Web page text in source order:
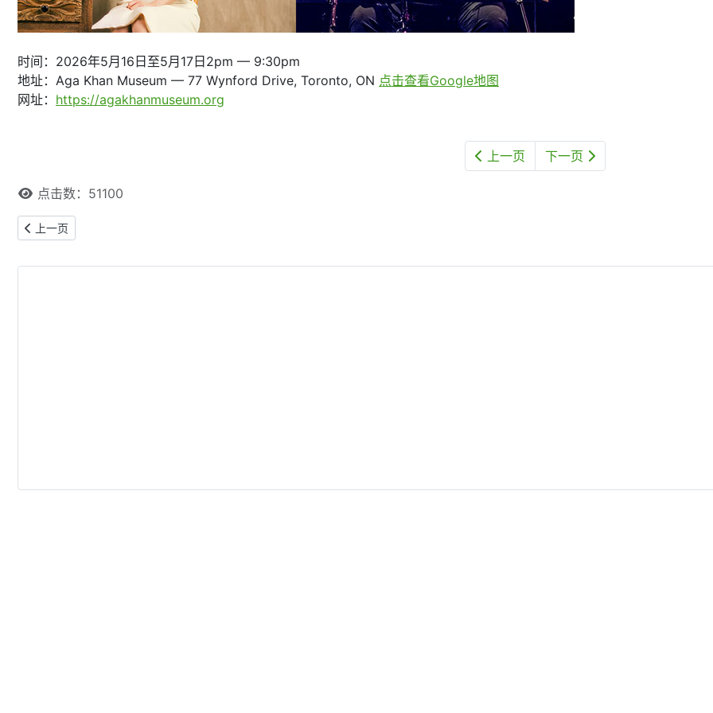
时间：2026年5月16日至5月17日2pm — 9:30pm
地址：Aga Khan Museum — 77 Wynford Drive, Toronto, ON 点击查看Google地图
网址： https://agakhanmuseum.org
上一页 下一页
点击数：51100
上一篇文章: 【本网专稿】多伦多周末好去处（2026年5月22日至5月24日）— 共14处
上一页